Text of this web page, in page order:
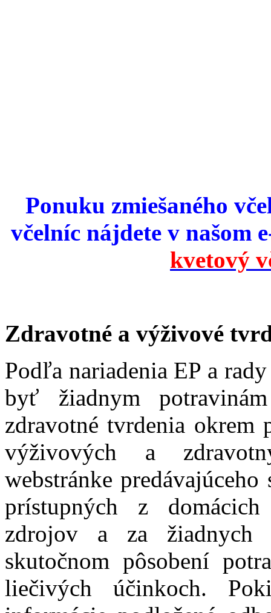
Ponuku zmiešaného
včelníc nájdete v našom
kvetový
Zdravotné a výživové
Podľa nariadenia EP a
byť žiadnym
zdravotné tvrdenia okrem
výživových a
webstránke
prístupných z
zdrojov a za
skutočnom pôsobení
liečivých účinkoch.